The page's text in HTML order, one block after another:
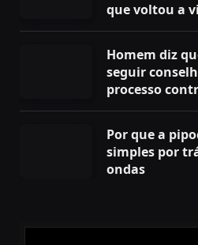
que voltou a
Homem diz
seguir
processo
Por que a
simples por
ondas